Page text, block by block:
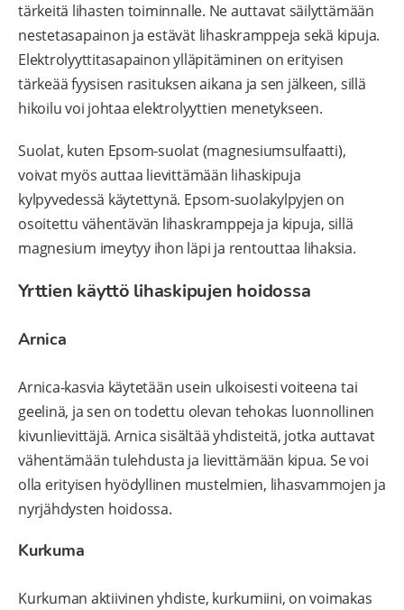
tärkeitä lihasten toiminnalle. Ne auttavat säilyttämään
nestetasapainon ja estävät lihaskramppeja sekä kipuja.
Elektrolyyttitasapainon ylläpitäminen on erityisen
tärkeää fyysisen rasituksen aikana ja sen jälkeen, sillä
hikoilu voi johtaa elektrolyyttien menetykseen.
Suolat, kuten Epsom-suolat (magnesiumsulfaatti),
voivat myös auttaa lievittämään lihaskipuja
kylpyvedessä käytettynä. Epsom-suolakylpyjen on
osoitettu vähentävän lihaskramppeja ja kipuja, sillä
magnesium imeytyy ihon läpi ja rentouttaa lihaksia.
Yrttien käyttö lihaskipujen hoidossa
Arnica
Arnica-kasvia käytetään usein ulkoisesti voiteena tai
geelinä, ja sen on todettu olevan tehokas luonnollinen
kivunlievittäjä. Arnica sisältää yhdisteitä, jotka auttavat
vähentämään tulehdusta ja lievittämään kipua. Se voi
olla erityisen hyödyllinen mustelmien, lihasvammojen ja
nyrjähdysten hoidossa.
Kurkuma
Kurkuman aktiivinen yhdiste, kurkumiini, on voimakas